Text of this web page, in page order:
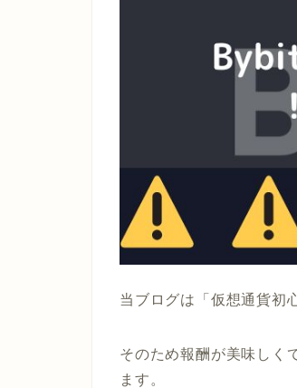
当ブログは「仮想通貨初
そのため報酬が美味しく
ます。